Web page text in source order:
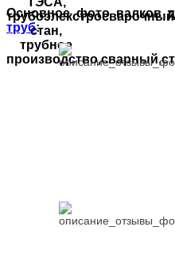
Основное фото валков
труб: